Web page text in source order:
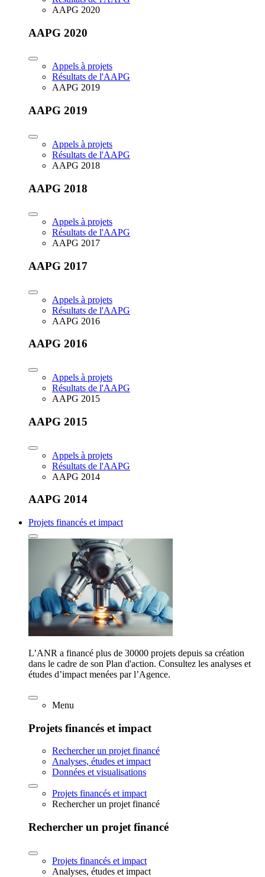
AAPG 2020
AAPG 2020
Appels à projets
Résultats de l'AAPG
AAPG 2019
AAPG 2019
Appels à projets
Résultats de l'AAPG
AAPG 2018
AAPG 2018
Appels à projets
Résultats de l'AAPG
AAPG 2017
AAPG 2017
Appels à projets
Résultats de l'AAPG
AAPG 2016
AAPG 2016
Appels à projets
Résultats de l'AAPG
AAPG 2015
AAPG 2015
Appels à projets
Résultats de l'AAPG
AAPG 2014
AAPG 2014
Projets financés et impact
L’ANR a financé plus de 30000 projets depuis sa création
dans le cadre de son Plan d'action. Consultez les analyses et
études d’impact menées par l’Agence.
Menu
Projets financés et impact
Rechercher un projet financé
Analyses, études et impact
Données et visualisations
Projets financés et impact
Rechercher un projet financé
Rechercher un projet financé
Projets financés et impact
Analyses, études et impact